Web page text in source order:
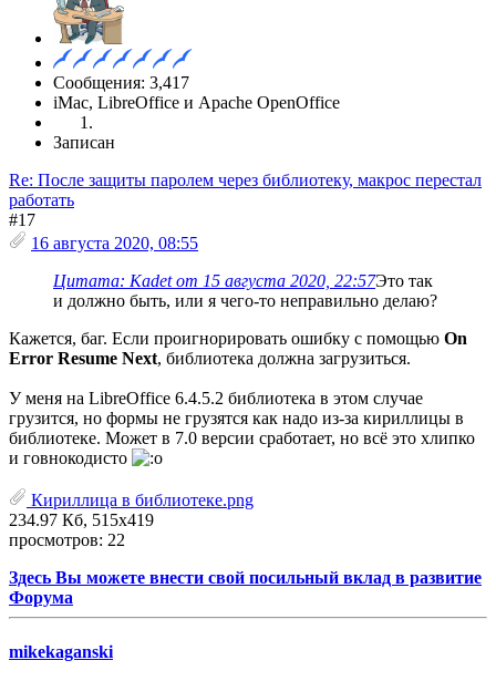
Сообщения: 3,417
iMac, LibreOffice и Apache OpenOffice
Записан
Re: После защиты паролем через библиотеку, макрос перестал
работать
#17
16 августа 2020, 08:55
Цитата: Kadet от 15 августа 2020, 22:57Это так
и должно быть, или я чего-то неправильно делаю?
Кажется, баг. Если проигнорировать ошибку с помощью On
Error Resume Next, библиотека должна загрузиться.
У меня на LibreOffice 6.4.5.2 библиотека в этом случае
грузится, но формы не грузятся как надо из-за кириллицы в
библиотеке. Может в 7.0 версии сработает, но всё это хлипко
и говнокодисто
Кириллица в библиотеке.png
234.97 Кб, 515x419
просмотров: 22
Здесь Вы можете внести свой посильный вклад в развитие
Форума
mikekaganski